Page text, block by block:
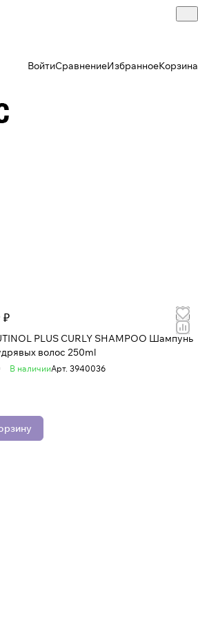
ВойтиСравнениеИзбранноеКорзина
₽
PLUS CURLY SHAMPOO Шампунь
волос 250ml
В наличииАрт. 3940036